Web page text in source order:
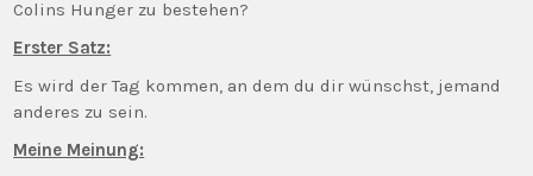
Colins Hunger zu bestehen?
Erster Satz:
Es wird der Tag kommen, an dem du dir wünschst, jemand
anderes zu sein.
Meine Meinung: